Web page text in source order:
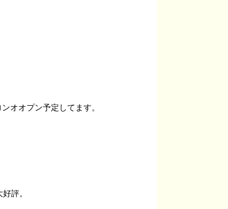
オオプン予定してます。
評。